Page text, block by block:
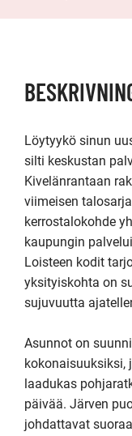
Löytyykö sinun
silti keskustan
Kivelänrantaan
viimeisen
kerrostalokohde
kaupungin
Loisteen kodit
yksityiskohta on
sujuvuutta
Asunnot on
kokonaisuuksiksi,
laadukas
päivää. Järven
johdattavat